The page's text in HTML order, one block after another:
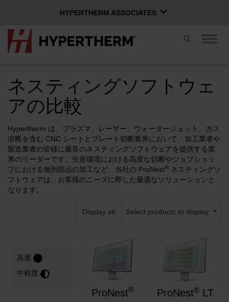
HYPERTHERM ASSOCIATES
Hypertherm プラズマ
ソフトウェア グループ
切
ス
イ
ナ
ョ
り
替
え
る
日本語
Xnetにログイン
ユーザー名
ログイン
アカウントを作成する
パスワードを忘れた場合
お問い合わせ Xnetログイン
リソース
ネスティングソフトウェ
アの比較
Hypertherm は、プラズマ、レーザー、ウォータージェット、ガス
溶断を含む CNC シートとプレート切断業界において、加工業者や
製造業者の皆様に最良のネスティングソフトウェアを提供する業
界のリーダーです。生産環境における高度な切断やジョブショッ
プにおける個別部品の加工など、当社の ProNest® ネスティングソ
フトウェアは、お客様のニーズに即した最適なソリューションと
なります。
Display all Select products to display
高度
中程度
ProNest® ProNest®LT